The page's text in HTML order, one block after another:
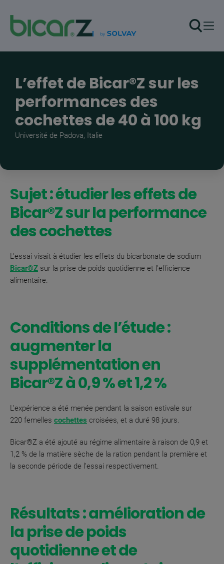
Aller au contenu principal
L’effet de Bicar®Z sur les
performances des
cochettes de 40 à 100 kg
Université de Padova, Italie
Sujet : étudier les effets de
Bicar®Z sur la performance
des cochettes
L’essai visait à étudier les effets du bicarbonate de sodium
Bicar®Z sur la prise de poids quotidienne et l’efficience
alimentaire.
Conditions de l’étude :
augmenter la
supplémentation en
Bicar®Z à 0,9 % et 1,2 %
L’expérience a été menée pendant la saison estivale sur
220 femelles cochettes croisées, et a duré 98 jours.
Bicar®Z a été ajouté au régime alimentaire à raison de 0,9 et
1,2 % de la matière sèche de la ration pendant la première et
la seconde période de l’essai respectivement.
Résultats : amélioration de
la prise de poids
quotidienne et de